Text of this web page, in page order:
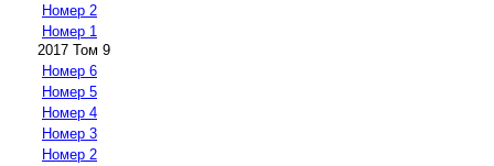
Номер 2
Номер 1
2017 Том 9
Номер 6
Номер 5
Номер 4
Номер 3
Номер 2